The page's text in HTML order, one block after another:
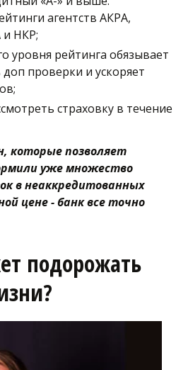
агентств АКРА,
и НКР;
уровня рейтинга обязывает
проверки и ускоряет
страховку в течение
которые позволяет
уже множество
в неаккредитованных
цене - банк все точно
подорожать